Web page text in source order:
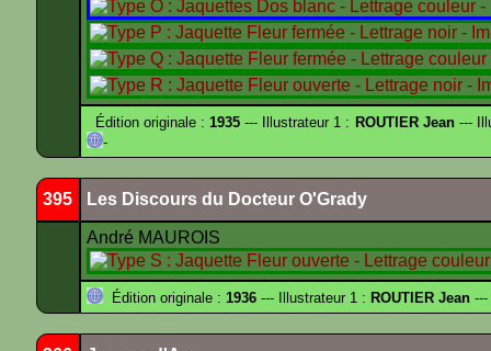
Édition originale :1935 --- Illustrateur 1 : ROUTIER Jean---
-
395 Les Discours du Docteur O'Grady
André MAUROIS
Édition originale : 1936 --- Illustrateur 1 : ROUTIER Jean ---